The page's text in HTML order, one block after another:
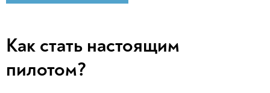
Как стать настоящим
пилотом?